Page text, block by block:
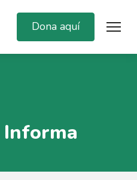
Dona aquí
Informa